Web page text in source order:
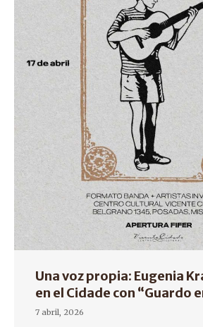
Una voz propia: Eugenia
en el Cidade con “Guardo
7 abril, 2026